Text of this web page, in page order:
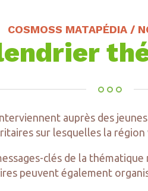
COSMOSS MATAPÉDIA /
auprès des
sur lesquelles la
clés de la
peuvent également